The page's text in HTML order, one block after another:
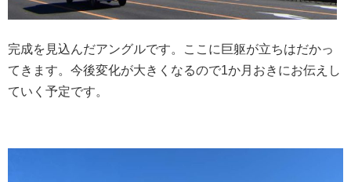
完成を見込んだアングルです。ここに巨躯が立ちはだかっ
てきます。今後変化が大きくなるので1か月おきにお伝えし
ていく予定です。